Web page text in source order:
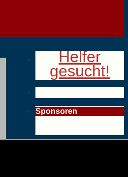
Helfer
gesucht!
Sponsoren